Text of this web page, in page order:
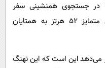
در جستجوی همنشینی سفر
می‌کند. موقعیت خود را با فرکانس متمایز ۵۲ هرتز به همتایان
می‌دهد این است که این نهنگ